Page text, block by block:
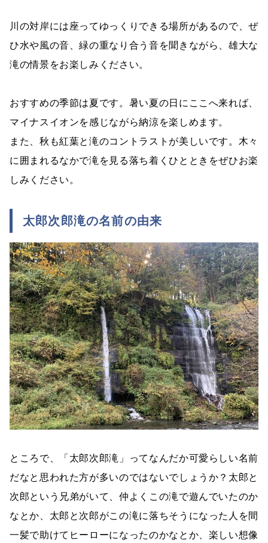
川の対岸には座ってゆっくりできる場所があるので、ぜ
ひ水や風の音、緑の重なり合う音を聞きながら、雄大な
滝の情景をお楽しみください。
おすすめの季節は夏です。暑い夏の日にここへ来れば、
マイナスイオンを感じながら納涼を楽しめます。
また、秋も紅葉と滝のコントラストが美しいです。木々
に囲まれるなかで滝を見る落ち着くひとときをぜひお楽
しみください。
太郎次郎滝の名前の由来
ところで、「太郎次郎滝」ってなんだか可愛らしい名前
だなと思われた方が多いのではないでしょうか？太郎と
次郎という兄弟がいて、仲よくこの滝で遊んでいたのか
なとか、太郎と次郎がこの滝に落ちそうになった人を間
一髪で助けてヒーローになったのかなとか、楽しい想像